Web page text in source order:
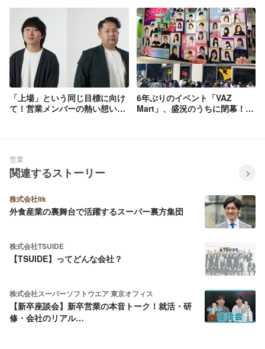
しました
「上場」という同じ目標に向け
て！営業メンバーの熱い想いを
6年ぶりのイベント「VAZ
Mart」、盛況のうちに閉幕！～
営業
関連するストーリー
株式会社itk
外食産業の裏舞台で活躍するスーパー裏方集団
株式会社TSUIDE
【TSUIDE】ってどんな会社？
株式会社スーパーソフトウエア 東京オフィス
【新卒座談会】新卒営業の本音トーク！就活・研
修・会社のリアル…